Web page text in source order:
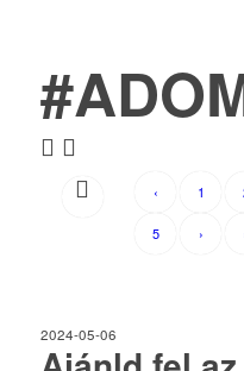
‹ 1
5 ›
2024-05-06